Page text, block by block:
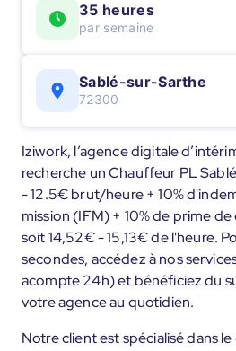
35 heures
par semaine
Sablé-sur-Sarthe
72300
Iziwork, l’agence digitale
recherche un Chauffeur PL
- 12.5€ brut/heure + 10%
mission (IFM) + 10% de prime
soit 14,52€ - 15,13€ de l'heure.
secondes, accédez à nos
acompte 24h) et bénéficiez du
votre agence au quotidien.
Notre client est spécialisé dans